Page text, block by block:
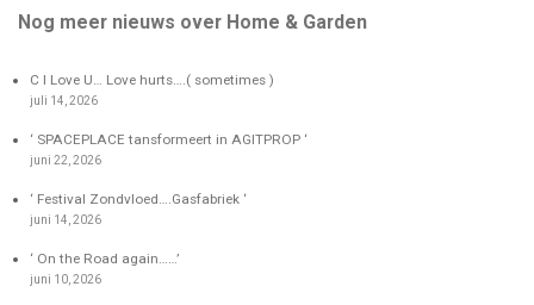
Nog meer nieuws over Home & Garden
C I Love U… Love hurts….( sometimes )
juli 14, 2026
‘ SPACEPLACE tansformeert in AGITPROP ‘
juni 22, 2026
‘ Festival Zondvloed….Gasfabriek ‘
juni 14, 2026
‘ On the Road again……’
juni 10, 2026